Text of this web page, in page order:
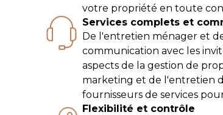
votre propriété en toute
Services complets et
De l'entretien ménager et
communication avec les
aspects de la gestion de
marketing et de l'entretien
fournisseurs de services
Flexibilité et contrôle